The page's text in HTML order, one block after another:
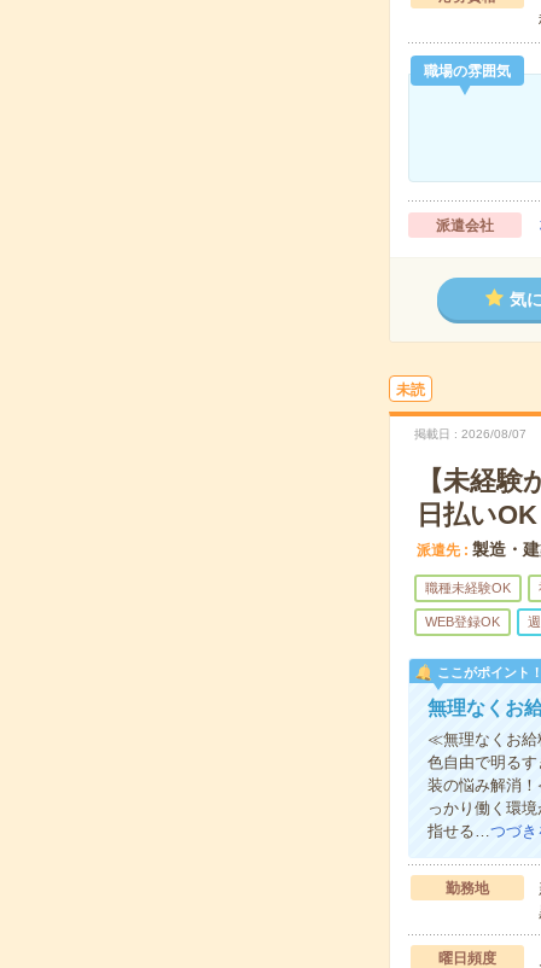
職場の雰囲気
派遣会社
気
未読
掲載日 2026/08/07
【未経
日払いOK
派遣先 製造・
職種未経験OK
WEB登録OK
ここがポイント
無理なくお
≪無理なくお給
色自由で明る
装の悩み解消
っかり働く環
指せる…つづき
勤務地
曜日頻度